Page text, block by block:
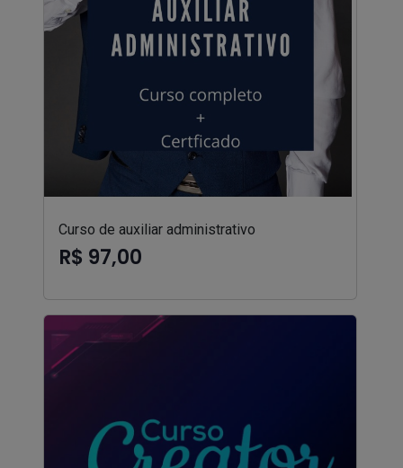
Curso de auxiliar administrativo
R$ 97,00